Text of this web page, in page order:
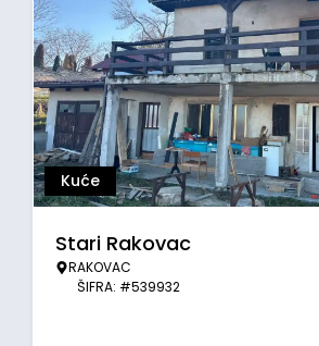
Kuće
Stari Rakovac
RAKOVAC
ŠIFRA: #539932